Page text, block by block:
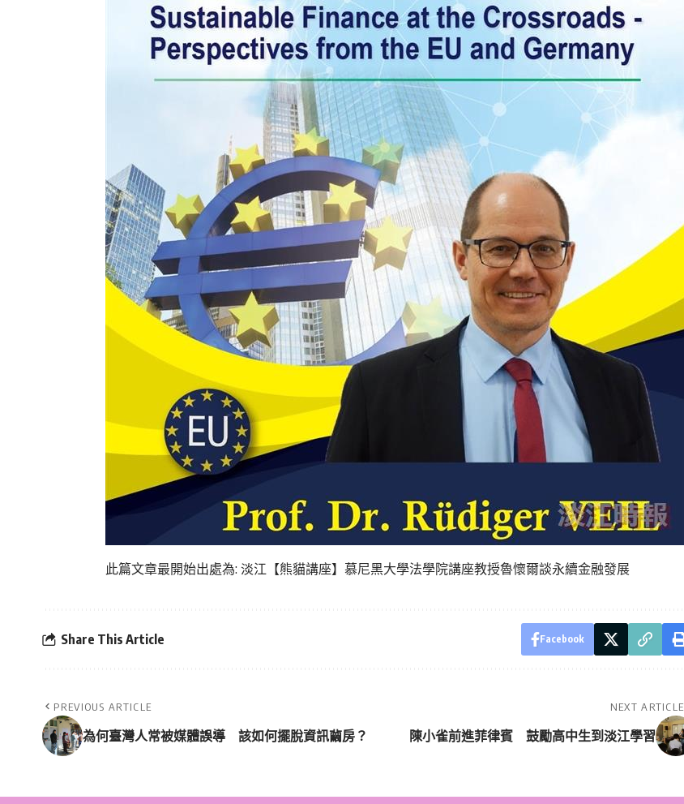
此篇文章最開始出處為: 淡江【熊貓講座】慕尼黑大學法學院講座教授魯懷爾談永續金融發展
Share This Article Facebook
PREVIOUS ARTICLE
為何臺灣人常被媒體誤導 該如何擺脫資訊繭房？
NEXT ARTICLE
陳小雀前進菲律賓 鼓勵高中生到淡江學習